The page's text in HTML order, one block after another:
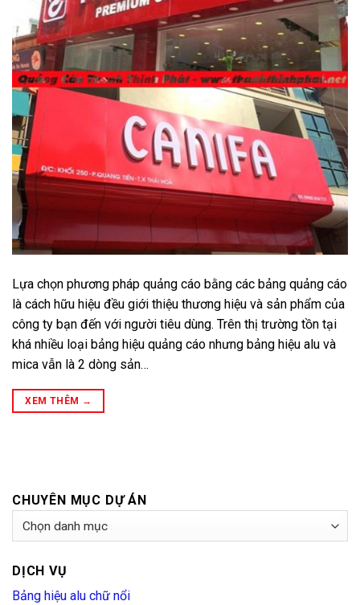
Lựa chọn phương pháp quảng cáo bằng các bảng quảng cáo
là cách hữu hiệu đều giới thiệu thương hiệu và sản phẩm của
công ty bạn đến với người tiêu dùng. Trên thị trường tồn tại
khá nhiều loại bảng hiệu quảng cáo nhưng bảng hiệu alu và
mica vẫn là 2 dòng sản…
XEM THÊM →
CHUYÊN MỤC DỰ ÁN
Chuyên
Án
DỊCH VỤ
Bảng hiệu alu chữ nổi